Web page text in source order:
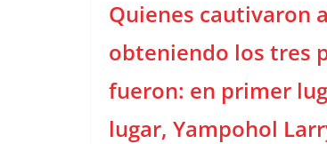
Quienes cautivaron
obteniendo los tres
fueron: en primer
lugar, Yampohol